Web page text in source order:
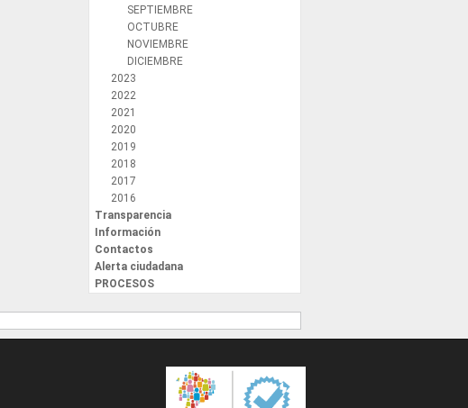
SEPTIEMBRE
OCTUBRE
NOVIEMBRE
DICIEMBRE
2023
2022
2021
2020
2019
2018
2017
2016
Transparencia
Información
Contactos
Alerta ciudadana
PROCESOS